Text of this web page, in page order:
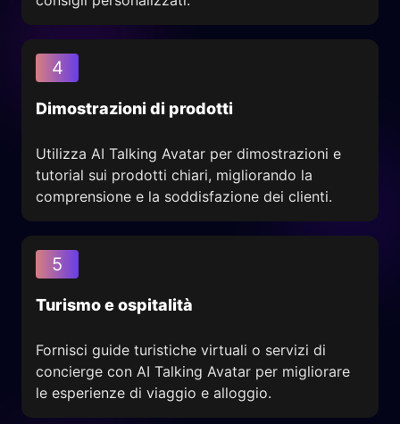
4
Dimostrazioni di prodotti
Utilizza AI Talking Avatar per dimostrazioni e
tutorial sui prodotti chiari, migliorando la
comprensione e la soddisfazione dei clienti.
5
Turismo e ospitalità
Fornisci guide turistiche virtuali o servizi di
concierge con AI Talking Avatar per migliorare
le esperienze di viaggio e alloggio.